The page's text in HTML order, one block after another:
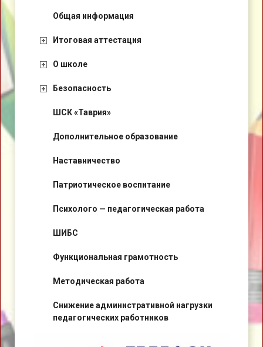
Общая информация
Итоговая аттестация
О школе
Безопасность
ШСК «Таврия»
Дополнительное образование
Наставничество
Патриотическое воспитание
Психолого — педагогическая работа
ШИБС
Функциональная грамотность
Методическая работа
Снижение административной нагрузки
педагогических работников